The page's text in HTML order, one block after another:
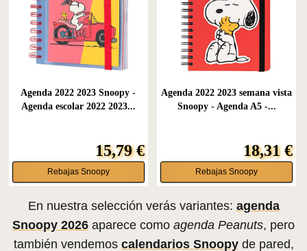
Agenda 2022 2023 Snoopy -
Agenda escolar 2022 2023...
15,79 €
Rebajas Snoopy
Agenda 2022 2023 semana vista
Snoopy - Agenda A5 -...
18,31 €
Rebajas Snoopy
En nuestra selección verás variantes: agenda
Snoopy 2026 aparece como agenda Peanuts, pero
también vendemos calendarios Snoopyde pared,